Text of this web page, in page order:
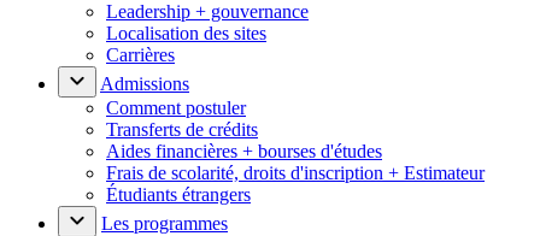
Leadership + gouvernance
Localisation des sites
Carrières
Admissions
Comment postuler
Transferts de crédits
Aides financières + bourses d'études
Frais de scolarité, droits d'inscription + Estimateur
Étudiants étrangers
Les programmes